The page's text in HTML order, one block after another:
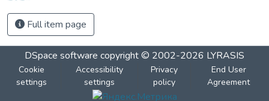
Full item page
DSpace software copyright © 2002-2026 LYRASIS
Cookie
settings
Accessibility
settings
Privacy
policy
End User
Agreement